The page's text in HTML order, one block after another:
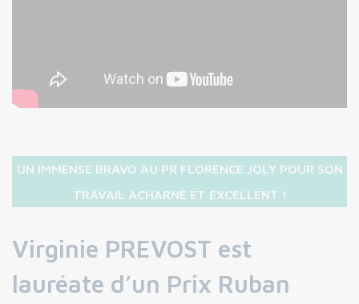
UN IMMENSE BRAVO AU PR FLORENCE JOLY POUR SON
TRAVAIL ACHARNÉ ET EXCELLENT !
Virginie PREVOST est
lauréate d’un Prix Ruban